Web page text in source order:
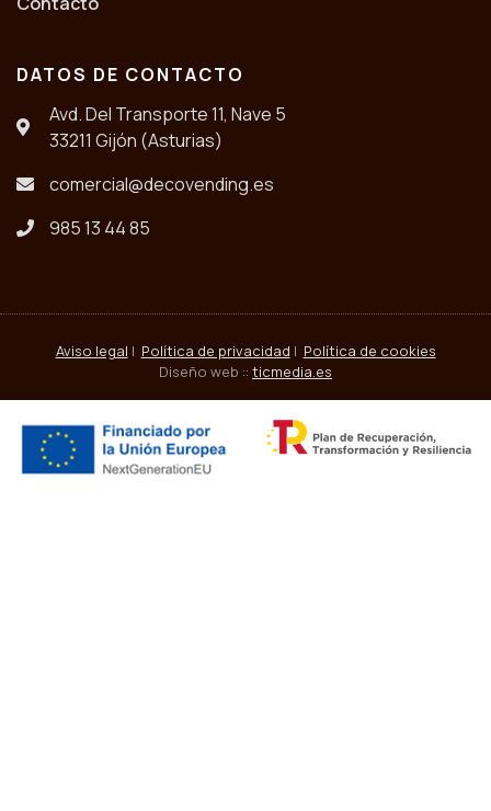
DATOS DE CONTACTO
Avd. Del Transporte 11, Nave 5
33211 Gijón (Asturias)
comercial@decovending.es
985 13 44 85
Aviso legal | Política de privacidad | Política de cookies
Diseño web :: ticmedia.es